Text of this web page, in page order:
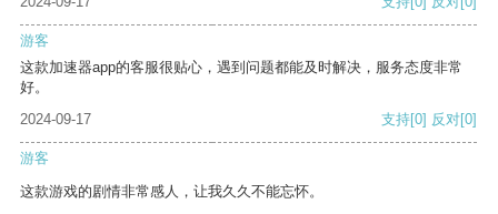
游客
这款加速器app的客服很贴心，遇到问题都能及时解决，服务态度非常
好。
2024-09-17
支持[0] 反对[0]
游客
这款游戏的剧情非常感人，让我久久不能忘怀。